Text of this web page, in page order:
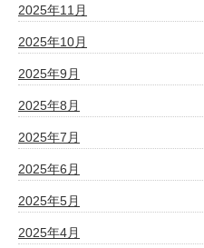
2025年11月
2025年10月
2025年9月
2025年8月
2025年7月
2025年6月
2025年5月
2025年4月